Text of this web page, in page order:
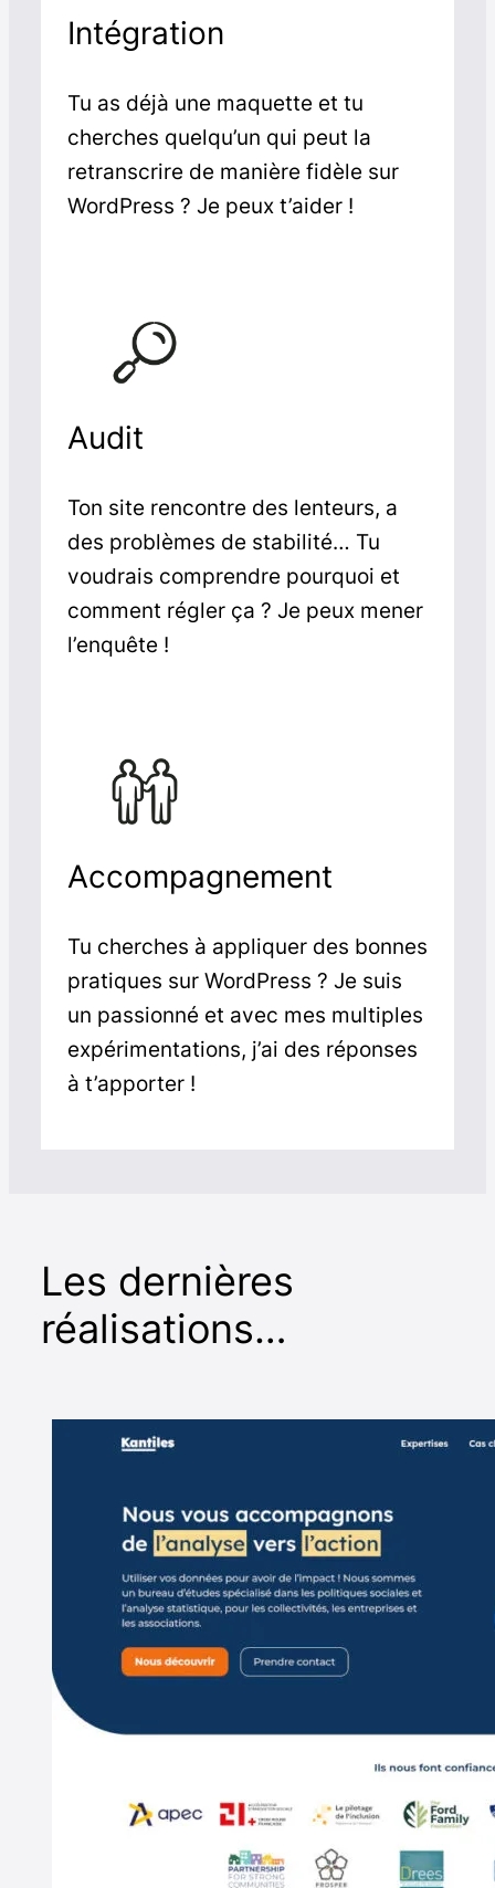
Intégration
Tu as déjà une maquette et tu
cherches quelqu’un qui peut la
retranscrire de manière fidèle sur
WordPress ? Je peux t’aider !
Audit
Ton site rencontre des lenteurs, a
des problèmes de stabilité… Tu
voudrais comprendre pourquoi et
comment régler ça ? Je peux mener
l’enquête !
Accompagnement
Tu cherches à appliquer des bonnes
pratiques sur WordPress ? Je suis
un passionné et avec mes multiples
expérimentations, j’ai des réponses
à t’apporter !
Les dernières
réalisations…